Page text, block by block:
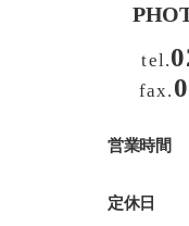
tel.
fax.
営業時間
定休日